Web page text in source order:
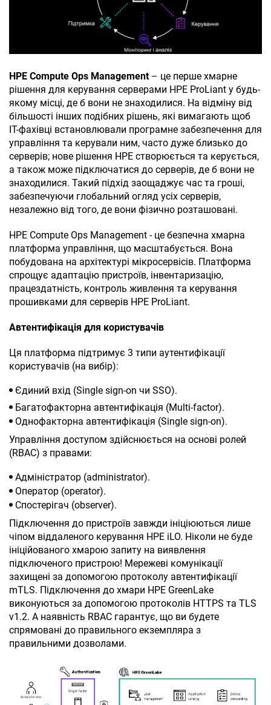
НРЕ Compute Ops Management– це перше хмарне
рішення для керування серверами HPE ProLiant у будь-
якому місці, де б вони не знаходилися. На відміну від
більшості інших подібних рішень, які вимагають щоб
ІТ-фахівці встановлювали програмне забезпечення для
управління та керували ним, часто дуже близько до
серверів; нове рішення HPE створюється та керується,
а також може підключатися до серверів, де б вони не
знаходилися. Такий підхід заощаджує час та гроші,
забезпечуючи глобальний огляд усіх серверів,
незалежно від того, де вони фізично розташовані.
HPE Compute Ops Management - це безпечна хмарна
платформа управління, що масштабується. Вона
побудована на архітектурі мікросервісів. Платформа
спрощує адаптацію пристроїв, інвентаризацію,
працездатність, контроль живлення та керування
прошивками для серверів HPE ProLiant.
Автентифікація для користувачів
Ця платформа підтримує 3 типи аутентифікації
користувачів (на вибір):
Єдиний вхід (Single sign-on чи SSO).
Багатофакторна автентифікація (Multi-factor).
Однофакторна автентифікація (Single sign-on).
Управління доступом здійснюється на основі ролей
(RBAC) з правами:
Адміністратор (administrator).
Оператор (operator).
Спостерігач (observer).
Підключення до пристроїв завжди ініціюються лише
чіпом віддаленого керування HPE iLO. Ніколи не буде
ініційованого хмарою запиту на виявлення
підключеного пристрою! Мережеві комунікації
захищені за допомогою протоколу автентифікації
mTLS. Підключення до хмари HPE GreenLake
виконуються за допомогою протоколів HTTPS та TLS
v1.2. А наявність RBAC гарантує, що ви будете
спрямовані до правильного екземпляра з
правильними дозволами.